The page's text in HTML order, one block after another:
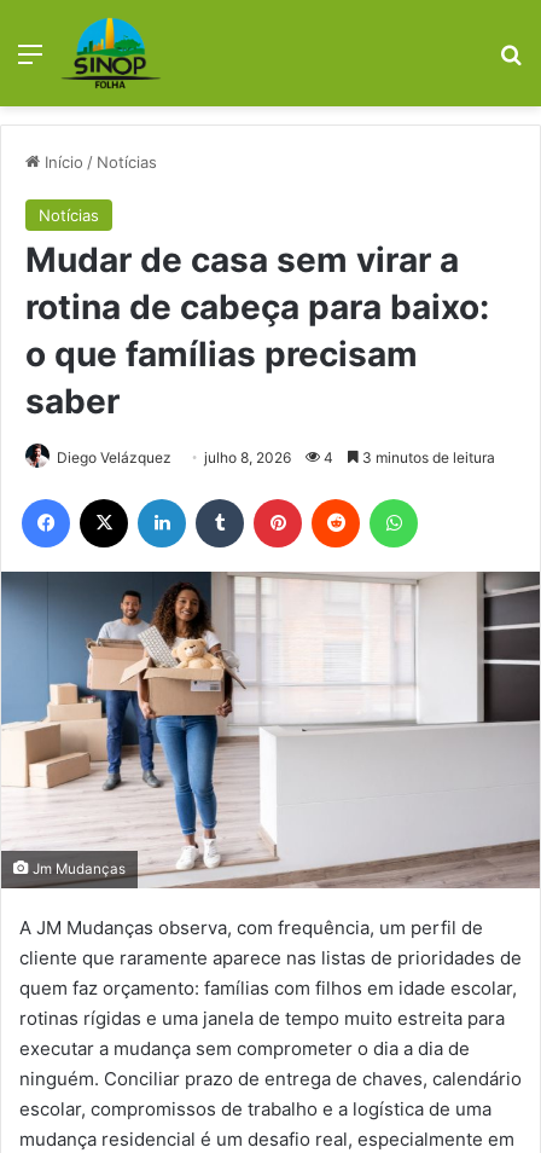
Menu
Início / Notícias
Notícias
Mudar de casa sem virar a
rotina de cabeça para baixo:
o que famílias precisam
saber
Diego Velázquez julho 8, 2026 4 3 minutos de leitura
Facebook Linkedin Tumblr Pinterest Reddit
Jm Mudanças
A JM Mudanças observa, com frequência, um perfil de
cliente que raramente aparece nas listas de prioridades de
quem faz orçamento: famílias com filhos em idade escolar,
rotinas rígidas e uma janela de tempo muito estreita para
executar a mudança sem comprometer o dia a dia de
ninguém. Conciliar prazo de entrega de chaves, calendário
escolar, compromissos de trabalho e a logística de uma
mudança residencial é um desafio real, especialmente em